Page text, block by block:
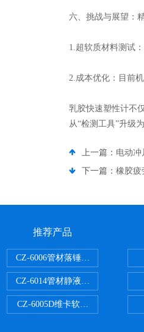
六、挑战与展望：
1.超软质材料测试
2.成本优化：目前
乳胶快速塑性计不
从“检测工具”升级
上一篇： 电动冲
下一篇： 橡胶疲
推荐产品
CZ-6006管材落锤冲击试验机
CZ-6014管材静液压爆破试验机
CZ-6005D维卡软化点温度测定仪